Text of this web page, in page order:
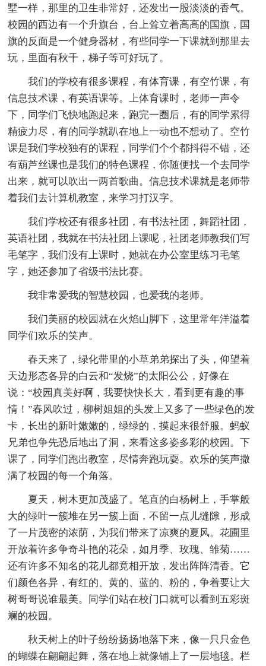
墅一样，那里的卫生非常好，还发出一股淡淡的香气。
校园的西边有一个升旗台，台上耸立着高高的国旗，国
旗的反面是一个健身器材，有些同学一下课就到那里去
玩，里面有秋千，梯子等可好玩了。
我们的学校有很多课程，有体育课，有空竹课，有
信息技术课，有英语课等。上体育课时，老师一声令
下，同学们飞快地跑起来，跑完一圈后，有的同学累得
精疲力尽，有的同学就趴在地上一动也不想动了。空竹
课是我们学校独有的课程，同学们个个都抖得不错，还
有葫芦丝课也是我们的特色课程，你随便找一个去同学
出来，就可以吹出一两首歌曲。信息技术课就是老师带
着我们去计算机教室，来学习打汉字。
我们学校还有很多社团，有书法社团，舞蹈社团，
英语社团，我就在书法社团上课呢，社团老师教我们写
毛笔字，我们没有上课时，她就在办公室里练习毛笔
字，她还参加了省级书法比赛。
我非常爱我的智慧校园，也爱我的老师。
我们美丽的校园就在火焰山脚下，这里常年洋溢着
同学们欢乐的笑声。
春天来了，绿化带里的小草弟弟探出了头，仰望着
天边形态各异的白云和“发烧”的太阳公公，好像在
说：“校园真美好啊，我要快快长大，看到更有趣的事
情！”春风吹过，柳树姐姐的头发上又多了一些绿色的发
卡，长出的新叶嫩嫩的，绿绿的，摸起来很舒服。蚂蚁
兄弟也争先恐后地出了洞，来看这多姿多彩的校园。下
课了，同学们跑出教室，尽情奔跑玩耍。欢乐的笑声撒
满了校园的每一个角落。
夏天，树木更加茂盛了。笔直的白杨树上，手掌般
大的绿叶一簇堆在另一簇上面，不留一点儿缝隙，形成
了一片茂密的浓荫，为我们带来了凉爽的夏风。花圃里
开放着许多争奇斗艳的花朵，如月季、玫瑰、雏菊……
还有许多不知名的花儿都竟相开放，发出阵阵清香。它
们颜色各异，有红的、黄的、蓝的、粉的，争着要让大
树哥哥说谁最美。同学们站在校门口就可以看到五彩斑
斓的校园。
秋天树上的叶子纷纷扬扬地落下来，像一只只金色
的蝴蝶在翩翩起舞，落在地上就像铺上了一层地毯。栏